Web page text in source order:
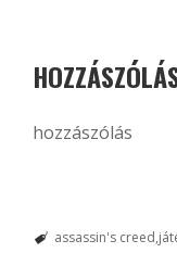
hozzászólás
assassin's creed